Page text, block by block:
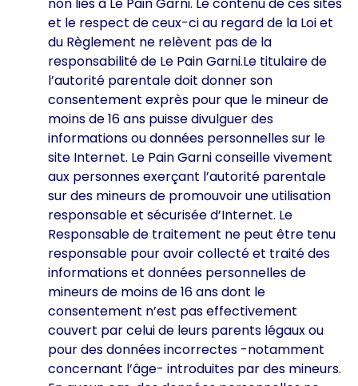
et le respect de ceux-ci au regard de la Loi et
du Règlement ne relèvent pas de la
responsabilité de Le Pain Garni.Le titulaire de
l’autorité parentale doit donner son
consentement exprès pour que le mineur de
moins de 16 ans puisse divulguer des
informations ou données personnelles sur le
site Internet. Le Pain Garni conseille vivement
aux personnes exerçant l’autorité parentale
sur des mineurs de promouvoir une utilisation
responsable et sécurisée d’Internet. Le
Responsable de traitement ne peut être tenu
responsable pour avoir collecté et traité des
informations et données personnelles de
mineurs de moins de 16 ans dont le
consentement n’est pas effectivement
couvert par celui de leurs parents légaux ou
pour des données incorrectes -notamment
concernant l’âge- introduites par des mineurs.